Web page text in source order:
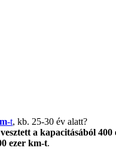
-t, kb. 25-30 év alatt?
a kapacitásából
ezer km-t.